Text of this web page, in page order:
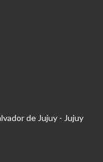
de Jujuy - Jujuy